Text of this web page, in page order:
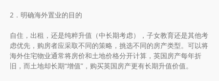
2．明确海外置业的目的
自住，出租，还是纯粹升值（中长期考虑），子女教育还是其他考
虑优先，购房者应采取不同的策略，挑选不同的房产类型。可以将
海外住宅物业通常将房价和土地价格分开计算，英国房产每年折
旧，而土地却长期“增值”，购买英国房产更有长期升值价值。